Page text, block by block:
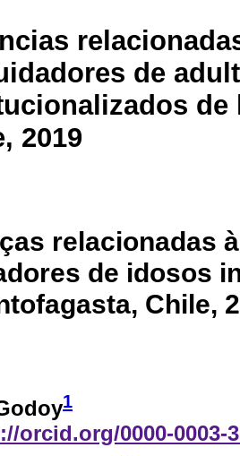
de
de
2019
relacionadas
de idosos
Chile,
1
orcid.org/0000-0003-